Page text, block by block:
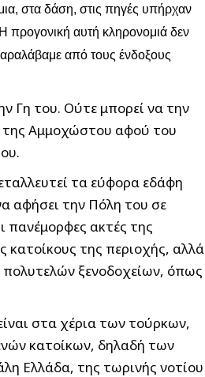
στα δάση, στις πηγές υπήρχαν
προγονική αυτή κληρονομιά δεν
από τους ένδοξους
Γη του. Ούτε μπορεί να την
της Αμμοχώστου αφού του
τα εύφορα εδάφη
αφήσει την Πόλη του σε
πανέμορφες ακτές της
κατοίκους της περιοχής, αλλά
πολυτελών ξενοδοχείων, όπως
στα χέρια των τούρκων,
κατοίκων, δηλαδή των
Ελλάδα, της τωρινής νοτίου